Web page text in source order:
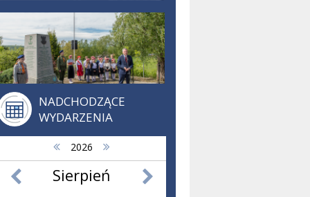
NADCHODZĄCE
WYDARZENIA
2026
Sierpień